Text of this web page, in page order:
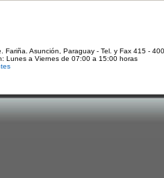
Fariña. Asunción, Paraguay - Tel. y Fax 415 -
Lunes a Viernes de 07:00 a 15:00 horas